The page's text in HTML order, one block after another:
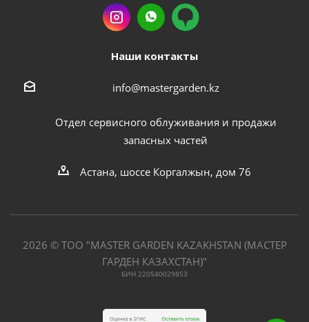
Наши контакты
info@mastergarden.kz
Отдел сервисного облуживания и продажи
запасных частей
Астана, шоссе Коргалжын, дом 76
2026 © ТОО "MASTER GARDEN KAZAKHSTAN (МАСТЕР
ГАРДЕН КАЗАХСТАН)"
БИН 220540029853